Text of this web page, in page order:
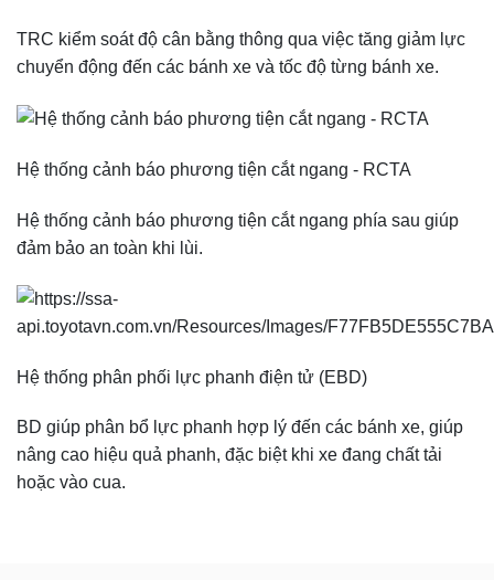
TRC kiểm soát độ cân bằng thông qua việc tăng giảm lực
chuyển động đến các bánh xe và tốc độ từng bánh xe.
Hệ thống cảnh báo phương tiện cắt ngang - RCTA
Hệ thống cảnh báo phương tiện cắt ngang phía sau giúp
đảm bảo an toàn khi lùi.
Hệ thống phân phối lực phanh điện tử (EBD)
BD giúp phân bổ lực phanh hợp lý đến các bánh xe, giúp
nâng cao hiệu quả phanh, đặc biệt khi xe đang chất tải
hoặc vào cua.